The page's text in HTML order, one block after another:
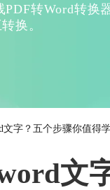
PDF转Word转换
换。
文字？五个步骤你值得
文